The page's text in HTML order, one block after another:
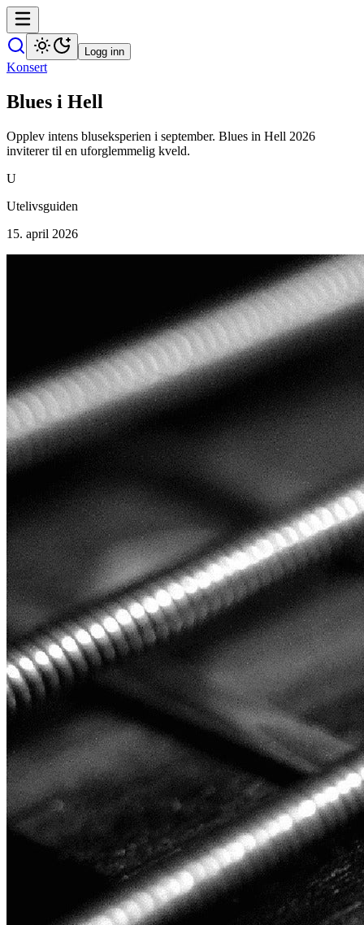
Logg inn
Konsert
Blues i Hell
Opplev intens bluseksperien i september. Blues in Hell 2026
inviterer til en uforglemmelig kveld.
U
Utelivsguiden
15. april 2026